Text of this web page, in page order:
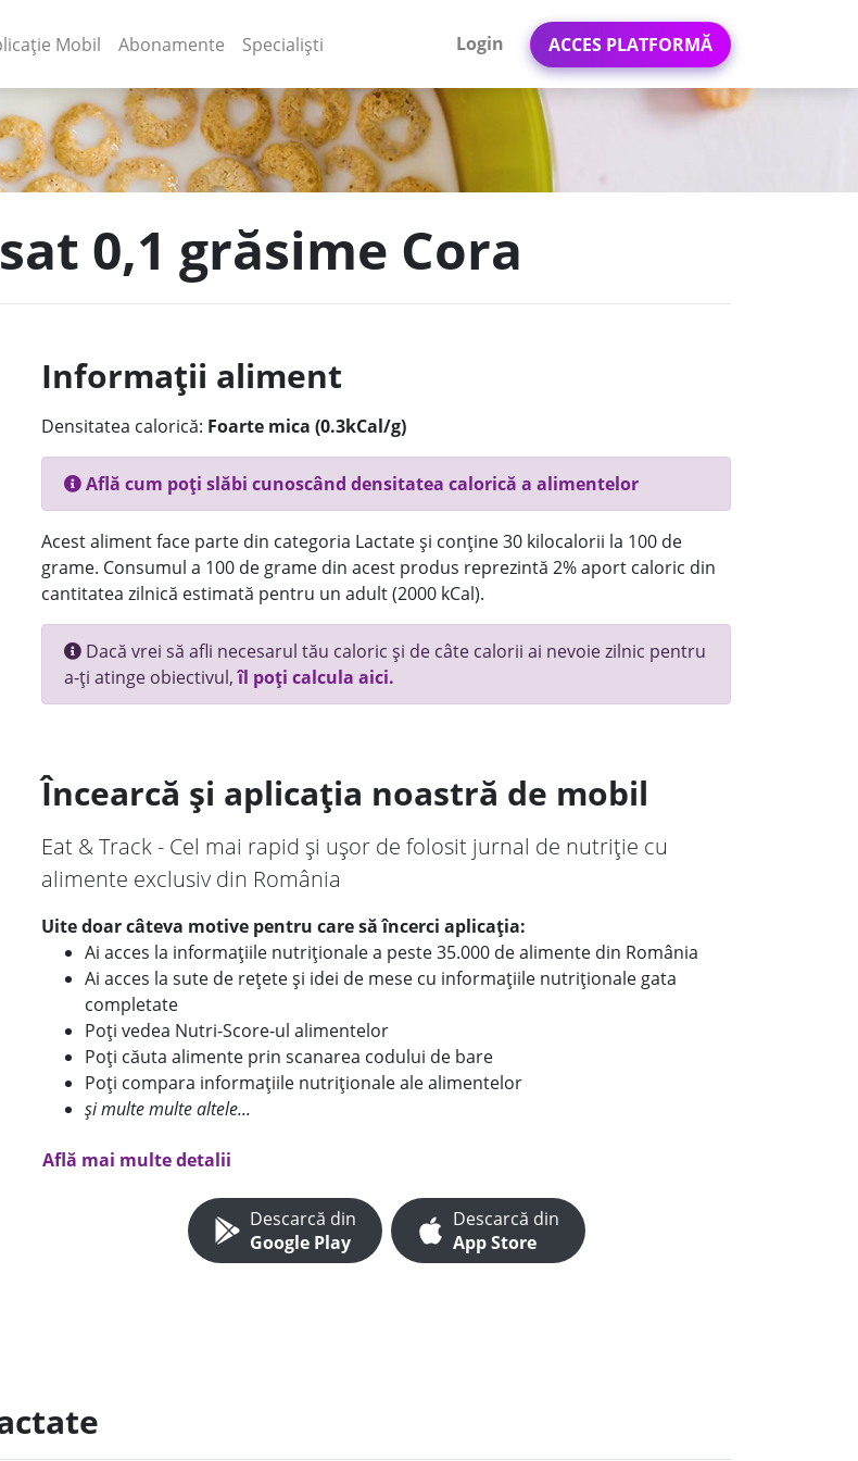
Mobil (current)
Abonamente Specialiști Login ACCES PLATFORMĂ
0,1 grăsime Cora
Informații aliment
Densitatea calorică: Foarte mica (0.3kCal/g)
Află cum poți slăbi cunoscând densitatea calorică a alimentelor
Acest aliment face parte din categoria Lactate și conține 30 kilocalorii la 100 de
grame. Consumul a 100 de grame din acest produs reprezintă 2% aport caloric din
cantitatea zilnică estimată pentru un adult (2000 kCal).
Dacă vrei să afli necesarul tău caloric și de câte calorii ai nevoie zilnic pentru
a-ți atinge obiectivul,îl poți calcula aici.
Încearcă și aplicația noastră de mobil
Eat & Track - Cel mai rapid și ușor de folosit jurnal de nutriție cu
alimente exclusiv din România
Uite doar câteva motive pentru care să încerci aplicația:
Ai acces la informațiile nutriționale a peste 35.000 de alimente din România
Ai acces la sute de rețete și idei de mese cu informațiile nutriționale gata
completate
Poți vedea Nutri-Score-ul alimentelor
Poți căuta alimente prin scanarea codului de bare
Poți compara informațiile nutriționale ale alimentelor
și multe multe altele...
Află mai multe detalii
Descarcă din
Google Play
Descarcă din
App Store